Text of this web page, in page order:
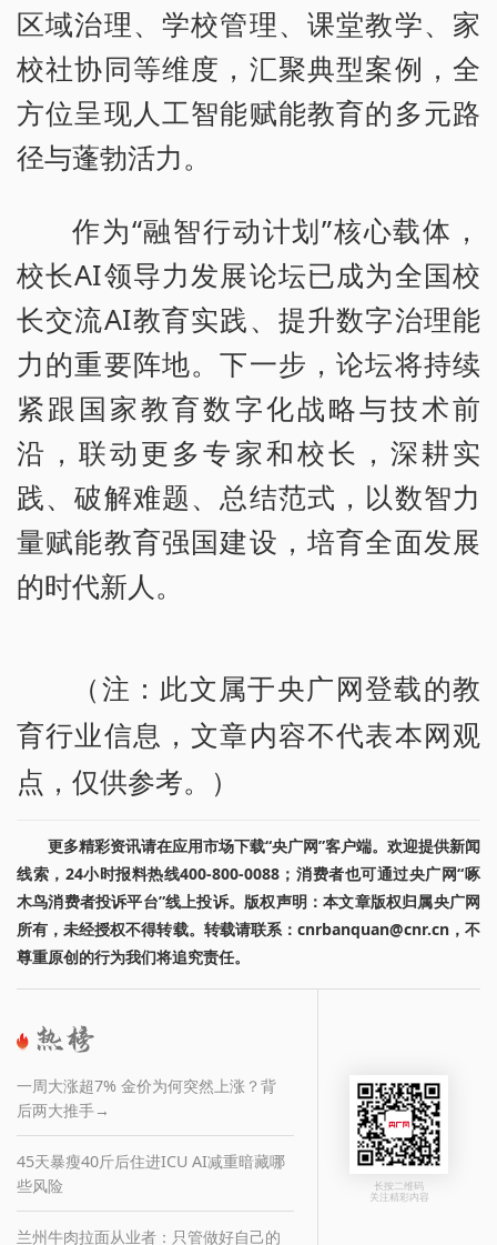
区域治理、学校管理、课堂教学、家
校社协同等维度，汇聚典型案例，全
方位呈现人工智能赋能教育的多元路
径与蓬勃活力。
作为“融智行动计划”核心载体，
校长AI领导力发展论坛已成为全国校
长交流AI教育实践、提升数字治理能
力的重要阵地。下一步，论坛将持续
紧跟国家教育数字化战略与技术前
沿，联动更多专家和校长，深耕实
践、破解难题、总结范式，以数智力
量赋能教育强国建设，培育全面发展
的时代新人。
（注：此文属于央广网登载的教
育行业信息，文章内容不代表本网观
点，仅供参考。）
更多精彩资讯请在应用市场下载“央广网”客户端。欢迎提供新闻
线索，24小时报料热线400-800-0088；消费者也可通过央广网“啄
木鸟消费者投诉平台”线上投诉。版权声明：本文章版权归属央广网
所有，未经授权不得转载。转载请联系：cnrbanquan@cnr.cn，不
尊重原创的行为我们将追究责任。
一周大涨超7% 金价为何突然上涨？背
后两大推手→
45天暴瘦40斤后住进ICU AI减重暗藏哪
些风险
兰州牛肉拉面从业者：只管做好自己的
长按二维码
关注精彩内容